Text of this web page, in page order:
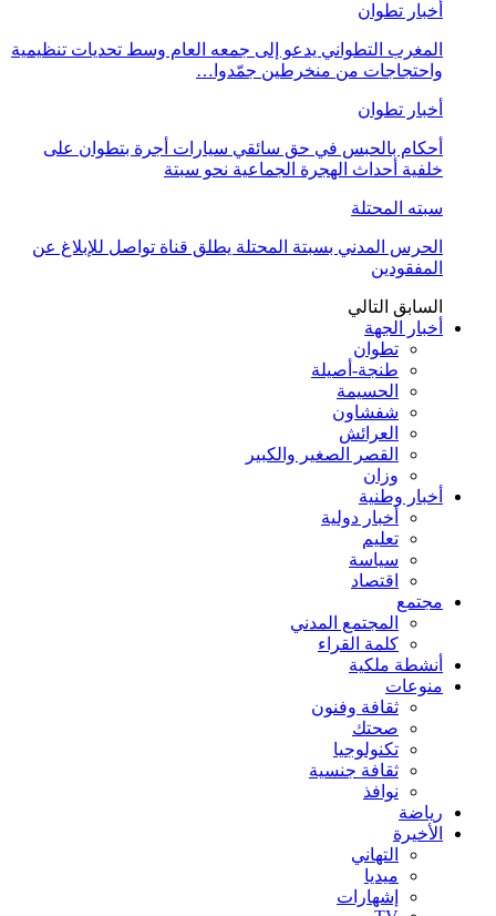
أخبار تطوان
المغرب التطواني يدعو إلى جمعه العام وسط تحديات تنظيمية
واحتجاجات من منخرطين جمّدوا…
أخبار تطوان
أحكام بالحبس في حق سائقي سيارات أجرة بتطوان على
خلفية أحداث الهجرة الجماعية نحو سبتة
سبته المحتلة
الحرس المدني بسبتة المحتلة يطلق قناة تواصل للإبلاغ عن
المفقودين
السابق التالي
أخبار الجهة
تطوان
طنجة-أصيلة
الحسيمة
شفشاون
العرائش
القصر الصغير والكبير
وزان
أخبار وطنية
أخبار دولية
تعليم
سياسة
اقتصاد
مجتمع
المجتمع المدني
كلمة القراء
أنشطة ملكية
منوعات
ثقافة وفنون
صحتك
تكنولوجيا
ثقافة جنسية
نوافذ
رياضة
الأخيرة
التهاني
ميديا
إشهارات